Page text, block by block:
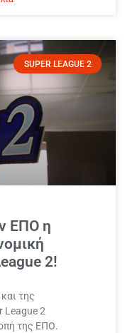
SUPER LEAGUE 2
ΕΠΟ η
2!
της
League 2
της ΕΠΟ.